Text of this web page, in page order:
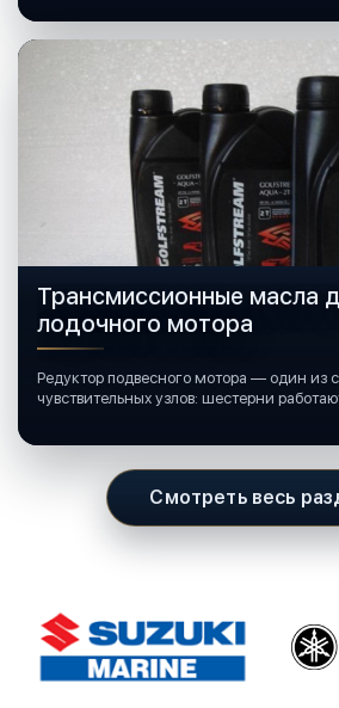
Трансмиссионные масла
лодочного мотора
Редуктор подвесного мотора — один из
чувствительных узлов: шестерни
Смотреть весь